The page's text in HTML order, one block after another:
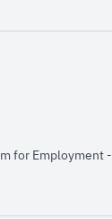
window
for Employment